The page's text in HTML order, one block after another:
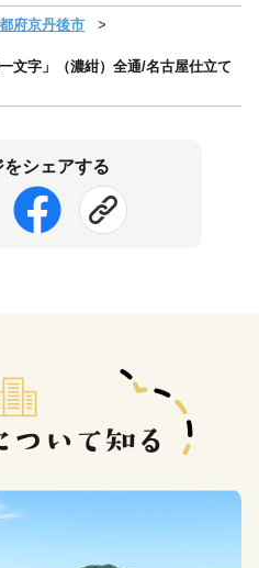
府京丹後市
字」（濃紺）全通/名古屋仕立て
をシェアする